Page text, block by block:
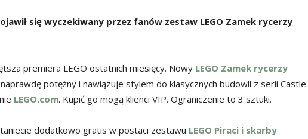
się wyczekiwany przez fanów zestaw LEGO Zamek rycerzy
premiera LEGO ostatnich miesięcy. Nowy LEGO Zamek rycerzy
potężny i nawiązuje stylem do klasycznych budowli z serii Castle.
LEGO.com. Kupić go mogą klienci VIP. Ograniczenie to 3 sztuki.
dodatkowo gratis w postaci zestawu LEGO Piraci i skarby